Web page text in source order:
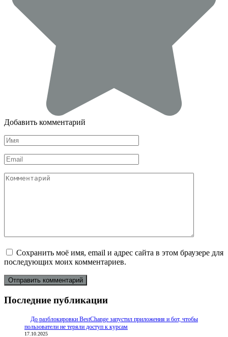
Добавить комментарий
Имя
*
Email
*
Комментарий
Сохранить моё имя, email и адрес сайта в этом браузере для
последующих моих комментариев.
Последние публикации
До разблокировки BestChange запустил приложения и бот, чтобы
пользователи не теряли доступ к курсам
17.10.2025